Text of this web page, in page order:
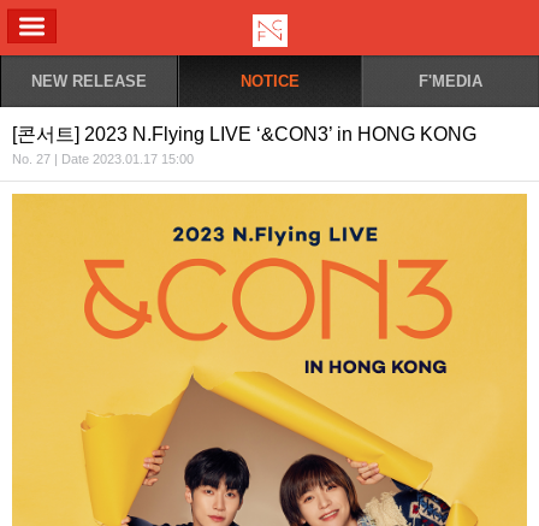
NEW RELEASE NOTICE F'MEDIA
[콘서트] 2023 N.Flying LIVE ‘&CON3’ in HONG KONG
No. 27 | Date 2023.01.17 15:00